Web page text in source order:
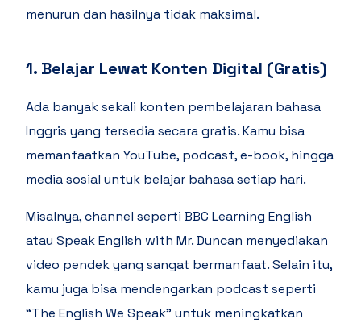
menurun dan hasilnya tidak maksimal.
1. Belajar Lewat Konten Digital (Gratis)
Ada banyak sekali konten pembelajaran bahasa
Inggris yang tersedia secara gratis. Kamu bisa
memanfaatkan YouTube, podcast, e-book, hingga
media sosial untuk belajar bahasa setiap hari.
Misalnya, channel seperti BBC Learning English
atau Speak English with Mr. Duncan menyediakan
video pendek yang sangat bermanfaat. Selain itu,
kamu juga bisa mendengarkan podcast seperti
“The English We Speak” untuk meningkatkan